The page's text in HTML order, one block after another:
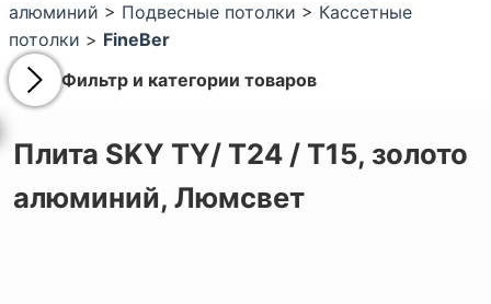
алюминий > Подвесные потолки > Кассетные
потолки > FineBer
Фильтр и категории товаров
Плита SKY TY/ Т24 / Т15, золото
алюминий, Люмсвет